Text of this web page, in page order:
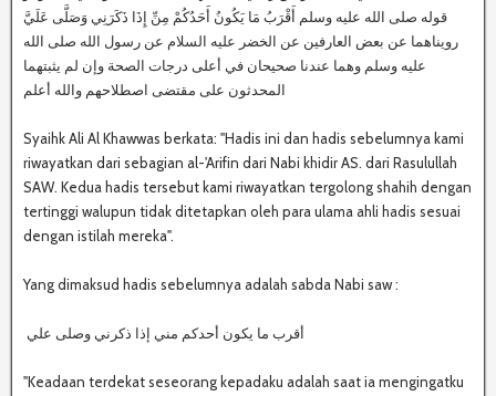
قوله صلى الله عليه وسلم أَقْرَبُ مَا يَكُونُ أَحَدُكُمْ مِنِّ إِذَا ذَكَرَنِي وَصَلَّى عَلَيَّ
رويناهما عن بعض العارفين عن الخضر عليه السلام عن رسول الله صلى الله
عليه وسلم وهما عندنا صحيحان في أعلى درجات الصحة وإن لم يثبتهما
المحدثون على مقتضى اصطلاحهم والله أعلم
Syaihk Ali Al Khawwas berkata: "Hadis ini dan hadis sebelumnya kami
riwayatkan dari sebagian al-'Arifin dari Nabi khidir AS. dari Rasulullah
SAW. Kedua hadis tersebut kami riwayatkan tergolong shahih dengan
tertinggi walupun tidak ditetapkan oleh para ulama ahli hadis sesuai
dengan istilah mereka".
Yang dimaksud hadis sebelumnya adalah sabda Nabi saw :
‎ أقرب ما يكون أحدكم مني إذا ذكرني وصلى علي
"Keadaan terdekat seseorang kepadaku adalah saat ia mengingatku